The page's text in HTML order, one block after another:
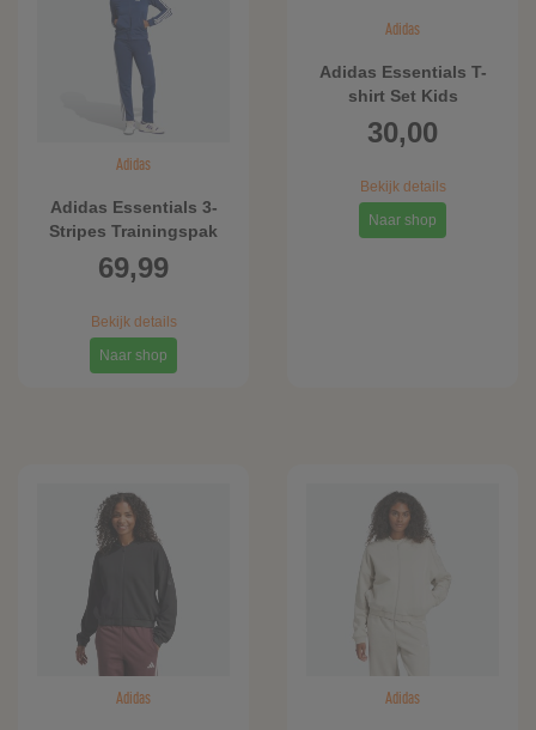
Adidas
Adidas Essentials 3-
Stripes Trainingspak
69,99
Bekijk details
Naar shop
Adidas
Adidas Essentials T-
shirt Set Kids
30,00
Bekijk details
Naar shop
Adidas Adidas